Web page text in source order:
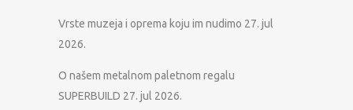
Vrste muzeja i oprema koju im nudimo 27. jul
2026.
O našem metalnom paletnom regalu
SUPERBUILD 27. jul 2026.